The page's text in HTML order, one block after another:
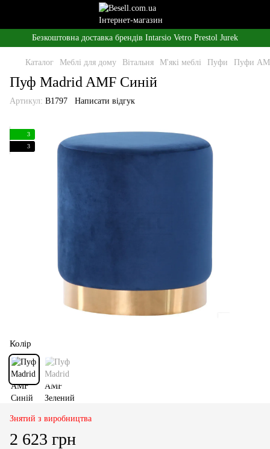
Безкоштовна доставка брендів Intarsio Vetro Prestol Jurek
Каталог Меблі для дому Вітальня М'які меблі Пуфи Пуфи
Пуф Madrid AMF Синій
Артикул: B1797 Написати відгук
3
3
Колір
Знятий з виробництва
2 623 грн